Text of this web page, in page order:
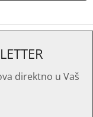
direktno u Vaš